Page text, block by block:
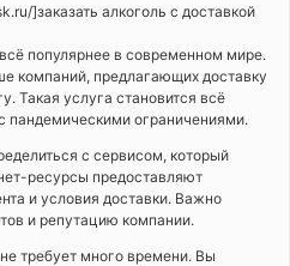
]заказать алкоголь с доставкой
популярнее в современном мире.
компаний, предлагающих доставку
Такая услуга становится всё
пандемическими ограничениями.
с сервисом, который
ресурсы предоставляют
и условия доставки. Важно
и репутацию компании.
требует много времени. Вы